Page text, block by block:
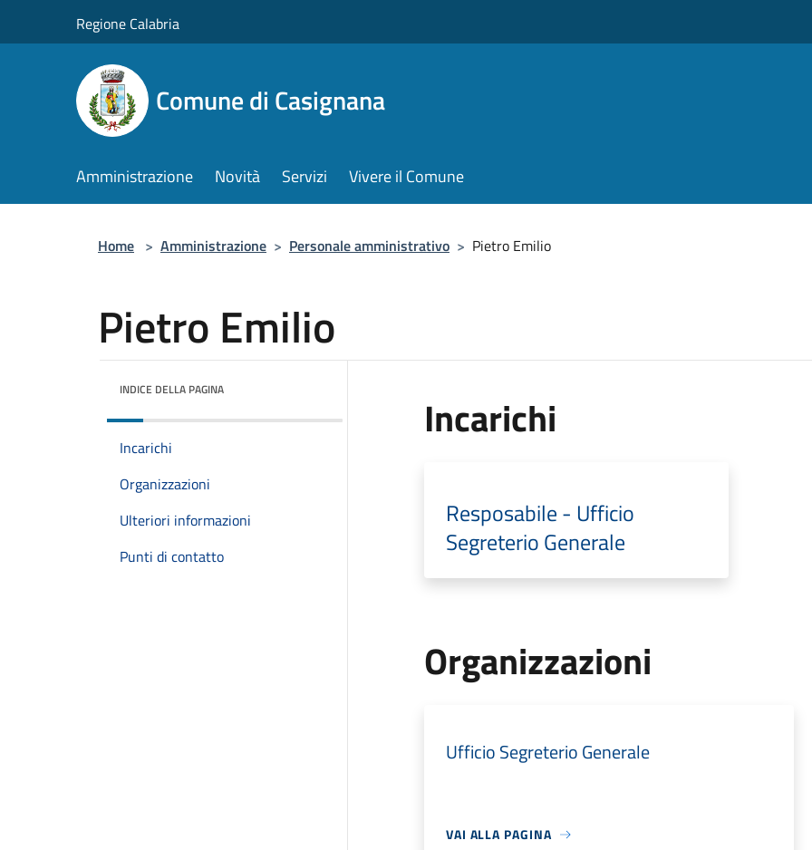
Regione Calabria
Comune di Casignana
Amministrazione Novità Servizi Vivere il Comune
Home > Amministrazione > Personale amministrativo > Pietro Emilio
Pietro Emilio
INDICE DELLA PAGINA
Incarichi
Organizzazioni
Ulteriori informazioni
Punti di contatto
Incarichi
Resposabile - Ufficio
Segreterio Generale
Organizzazioni
Ufficio Segreterio Generale
VAI ALLA PAGINA